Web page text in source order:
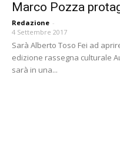
Marco Pozza
Redazione -
4 Settembre 2017
Sarà Alberto Toso Fei ad
edizione rassegna culturale
sarà in una...